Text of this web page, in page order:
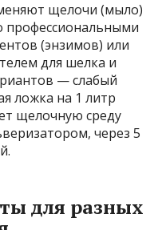
щелочи (мыло)
профессиональными
(энзимов) или
для шелка и
— слабый
ложка на 1 литр
щелочную среду
через 5
для разных